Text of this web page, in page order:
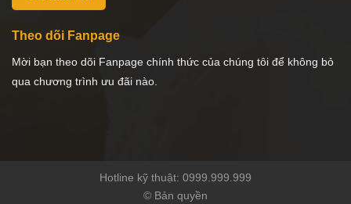
qua chương trình ưu đãi nào.